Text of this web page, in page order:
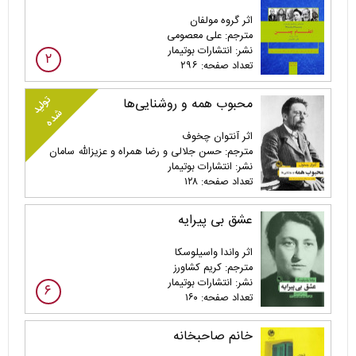
اثر گروه مولفان
مترجم: علی معصومی
نشر: انتشارات بوتیمار
تعداد صفحه: ۲۹۶
۲
محبوب همه و روشنایی‌ها
اثر آنتوان چخوف
مترجم: حسن جلالی و رضا همراه و عزیزالله سامان
نشر: انتشارات بوتیمار
تعداد صفحه: ۱۲۸
تولید
شده
عشق بی پیرایه
اثر واندا واسیلوسکا
مترجم: کریم کشاورز
نشر: انتشارات بوتیمار
تعداد صفحه: ۱۶۰
۶
خانم صاحبخانه